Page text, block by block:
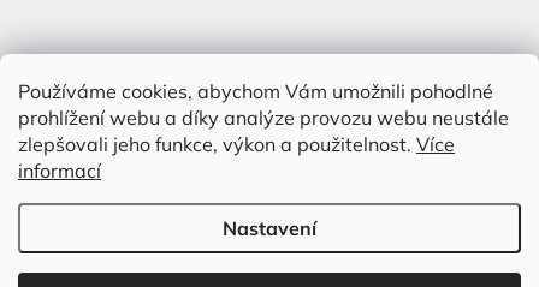
Používáme cookies, abychom Vám umožnili pohodlné
prohlížení webu a díky analýze provozu webu neustále
zlepšovali jeho funkce, výkon a použitelnost. Více
informací
Nastavení
Vytvořil Shoptet